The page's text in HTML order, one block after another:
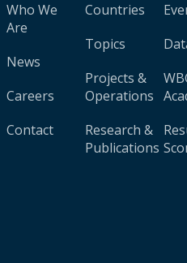
Who We
Are
News
Careers
Contact
Countries
Topics
Projects &
Operations
Research &
Publications